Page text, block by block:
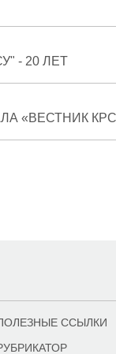
- 20 ЛЕТ
«ВЕСТНИК
ССЫЛКИ